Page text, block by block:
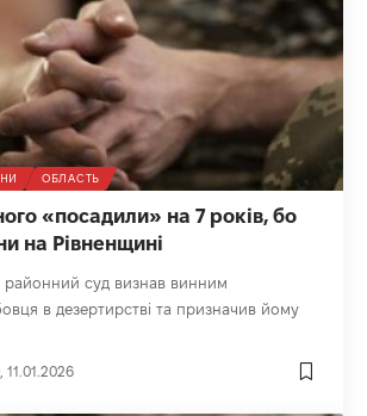
ОБЛАСТЬ
«посадили» на 7 років, бо
на Рівненщині
районний суд визнав винним
в дезертирстві та призначив йому
11.01.2026